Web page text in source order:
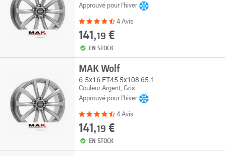
Approuvé pour l'hiver
4 Avis
141,19 €
EN STOCK
MAK Wolf
6.5x16 ET45 5x108 65.1
Couleur Argent, Gris
Approuvé pour l'hiver
4 Avis
141,19 €
EN STOCK